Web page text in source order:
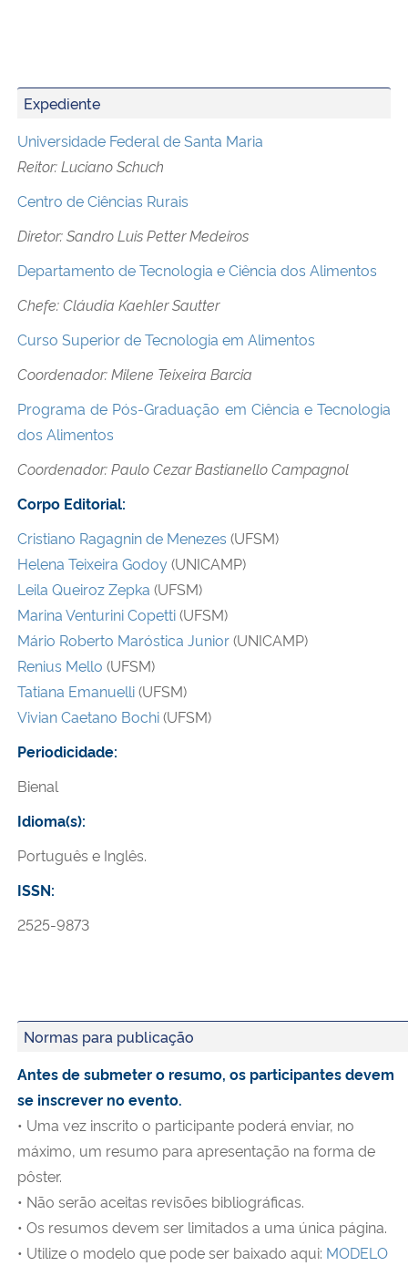
Expediente
Universidade Federal de Santa Maria
Reitor: Luciano Schuch
Centro de Ciências Rurais
Diretor: Sandro Luis Petter Medeiros
Departamento de Tecnologia e Ciência dos Alimentos
Chefe: Cláudia Kaehler Sautter
Curso Superior de Tecnologia em Alimentos
Coordenador: Milene Teixeira Barcia
Programa de Pós-Graduação em Ciência e Tecnologia
dos Alimentos
Coordenador: Paulo Cezar Bastianello Campagnol
Corpo Editorial:
Cristiano Ragagnin de Menezes (UFSM)
Helena Teixeira Godoy(UNICAMP)
Leila Queiroz Zepka (UFSM)
Marina Venturini Copetti(UFSM)
Mário Roberto Maróstica Junior(UNICAMP)
Renius Mello (UFSM)
Tatiana Emanuelli(UFSM)
Vivian Caetano Bochi(UFSM)
Periodicidade:
Bienal
Idioma(s):
Português e Inglês.
ISSN:
2525-9873
Normas para publicação
Antes de submeter o resumo, os participantes devem
se inscrever no evento.
• Uma vez inscrito o participante poderá enviar, no
máximo, um resumo para apresentação na forma de
pôster.
• Não serão aceitas revisões bibliográficas.
• Os resumos devem ser limitados a uma única página.
• Utilize o modelo que pode ser baixado aqui: MODELO